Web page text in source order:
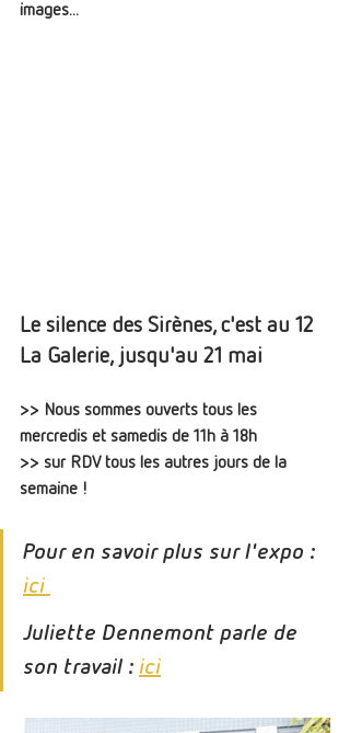
images...
Le silence des Sirènes, c'est au 12
La Galerie, jusqu'au 21 mai
>> Nous sommes ouverts tous les
mercredis et samedis de 11h à 18h
>> sur RDV tous les autres jours de la
semaine !
Pour en savoir plus sur l'expo :
ici
Juliette Dennemont parle de
son travail : ici